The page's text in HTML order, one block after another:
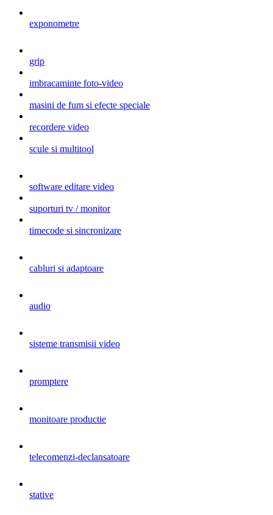
exponometre
grip
imbracaminte foto-video
masini de fum si efecte speciale
recordere video
scule si multitool
software editare video
suporturi tv / monitor
timecode si sincronizare
cabluri si adaptoare
audio
sisteme transmisii video
promptere
monitoare productie
telecomenzi-declansatoare
stative